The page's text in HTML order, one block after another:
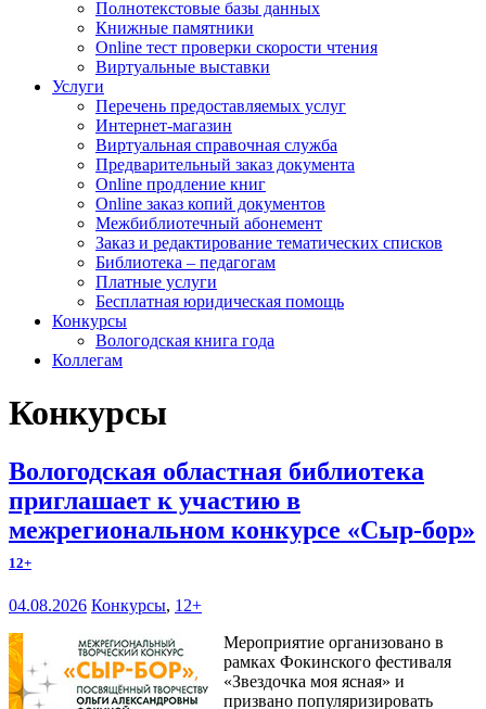
Полнотекстовые базы данных
Книжные памятники
Online тест проверки скорости чтения
Виртуальные выставки
Услуги
Перечень предоставляемых услуг
Интернет-магазин
Виртуальная справочная служба
Предварительный заказ документа
Online продление книг
Online заказ копий документов
Межбиблиотечный абонемент
Заказ и редактирование тематических списков
Библиотека – педагогам
Платные услуги
Бесплатная юридическая помощь
Конкурсы
Вологодская книга года
Коллегам
Конкурсы
Вологодская областная библиотека
приглашает к участию в
межрегиональном конкурсе «Сыр-бор»
12+
04.08.2026 Конкурсы, 12+
Мероприятие организовано в
рамках Фокинского фестиваля
«Звездочка моя ясная» и
призвано популяризировать